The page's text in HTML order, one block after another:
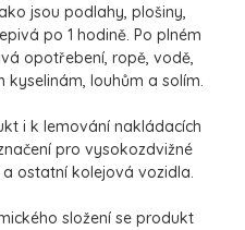
jsou podlahy, plošiny,
po 1 hodině. Po plném
opotřebení, ropě, vodě,
louhům a solím.
i k lemování nakládacích
pro vysokozdvižné
ostatní kolejová vozidla.
složení se produkt